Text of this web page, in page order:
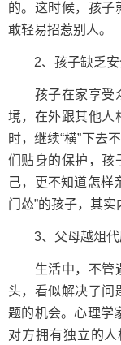
的。这时候，孩子
敢轻易招惹别人。
2、孩子缺乏安
孩子在家享受众
境，在外跟其他人
时，继续“横”下去
们贴身的保护，孩
己，更不知道怎样
门怂”的孩子，其实
3、父母越俎代
生活中，不管遇
头，看似解决了问
题的机会。心理学
对方拥有独立的